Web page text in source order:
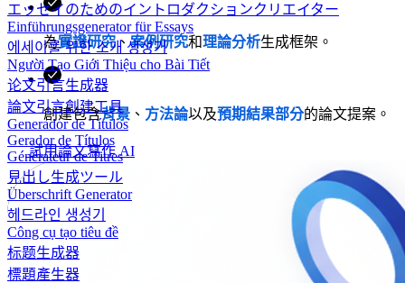
エッセイのためのイントロダクションクリエイター
Einführungsgenerator für Essays
에세이를 위한 소개 생성기
Người Tạo Giới Thiệu cho Bài Tiết
论文引言生成器
論文引言創建工具
Generador de Títulos
Gerador de Títulos
Générateur de Titres
見出し生成ツール
Überschrift Generator
헤드라인 생성기
Công cụ tạo tiêu đề
标题生成器
標題產生器
為實證研究、案例研究和理論分析生成框架。
創建包含背景 、 方法論以及預期結果部分的論文提案。
試用論文寫作 AI